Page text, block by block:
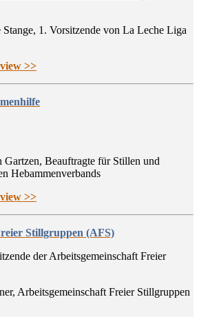
1. Vorsitzende von La Leche Liga
>>
Beauftragte für Stillen und
Hebammenverbands
>>
Stillgruppen (AFS)
Arbeitsgemeinschaft Freier Stillgruppen